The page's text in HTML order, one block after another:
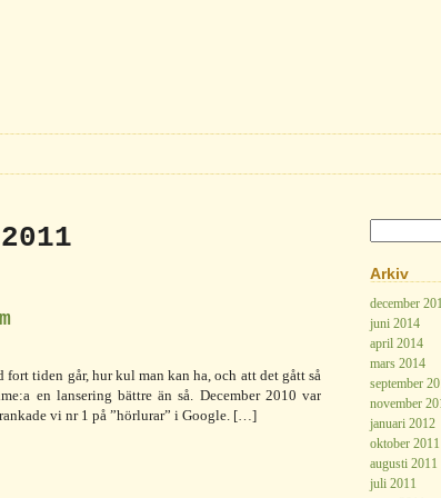
tiden går, hur kul man kan ha, och att det gått så
en lansering bättre än så. December 2010 var
vi nr 1 på ”hörlurar” i Google. […]
Arkiv
december
juni 2014
april 2014
mars 2014
september
november
januari 2012
oktober 2011
augusti 2011
juli 2011